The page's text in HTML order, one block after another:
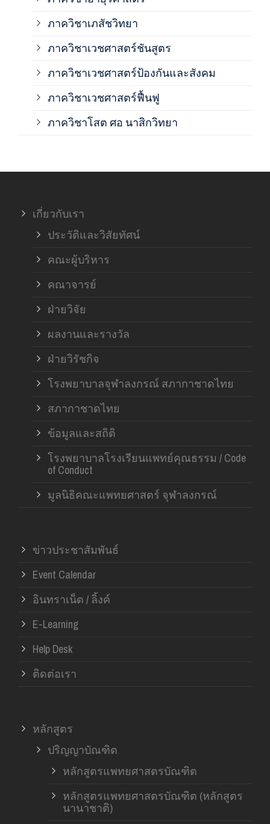
ภาควิชาเภสัชวิทยา
ภาควิชาเวชศาสตร์ชันสูตร
ภาควิชาเวชศาสตร์ป้องกันและสังคม
ภาควิชาเวชศาสตร์ฟื้นฟู
ภาควิชาโสต ศอ นาสิกวิทยา
เกี่ยวกับเรา
ประวัติและวิสัยทัศน์
คณะผู้บริหาร
คณาจารย์
ฝ่ายวิจัย
ผลงานและรางวัล
ฝ่ายวิรัชกิจ
โรงพยาบาลจุฬาลงกรณ์ สภากาชาดไทย
สภากาชาดไทย
ข้อมูลและสถิติ
โรงพยาบาลโรงเรียนแพทย์คุณธรรม / Code
of Conduct
มูลนิธิคณะแพทยศาสตร์ จุฬาลงกรณ์
ข่าวประชาสัมพันธ์
Event Calendar
อินทราเน็ต / ลิ้งค์
E-Learning
Help Desk
ติดต่อเรา
หลักสูตร
ปริญญาบัณฑิต
หลักสูตรแพทยศาสตรบัณฑิต
หลักสูตรแพทยศาสตรบัณฑิต (หลักสูตร
นานาชาติ)